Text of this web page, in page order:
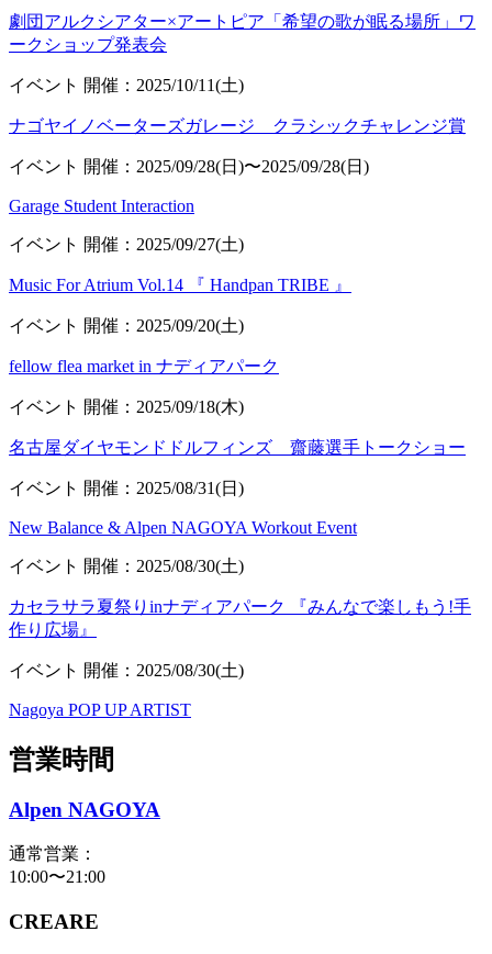
劇団アルクシアター×アートピア「希望の歌が眠る場所」ワ
ークショップ発表会
イベント 開催：2025/10/11(土)
ナゴヤイノベーターズガレージ クラシックチャレンジ賞
イベント 開催：2025/09/28(日)〜2025/09/28(日)
Garage Student Interaction
イベント 開催：2025/09/27(土)
Music For Atrium Vol.14 『 Handpan TRIBE 』
イベント 開催：2025/09/20(土)
fellow flea market in ナディアパーク
イベント 開催：2025/09/18(木)
名古屋ダイヤモンドドルフィンズ 齋藤選手トークショー
イベント 開催：2025/08/31(日)
New Balance & Alpen NAGOYA Workout Event
イベント 開催：2025/08/30(土)
カセラサラ夏祭りinナディアパーク 『みんなで楽しもう!手
作り広場』
イベント 開催：2025/08/30(土)
Nagoya POP UP ARTIST
営業時間
Alpen NAGOYA
通常営業：
10:00〜21:00
CREARE